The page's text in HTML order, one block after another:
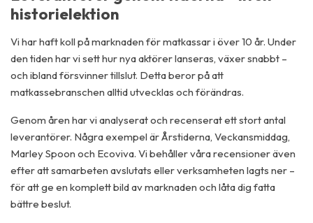
historielektion
Vi har haft koll på marknaden för matkassar i över 10 år. Under
den tiden har vi sett hur nya aktörer lanseras, växer snabbt –
och ibland försvinner tillslut. Detta beror på att
matkassebranschen alltid utvecklas och förändras.
Genom åren har vi analyserat och recenserat ett stort antal
leverantörer. Några exempel är Årstiderna, Veckansmiddag,
Marley Spoon och Ecoviva. Vi behåller våra recensioner även
efter att samarbeten avslutats eller verksamheten lagts ner –
för att ge en komplett bild av marknaden och låta dig fatta
bättre beslut.